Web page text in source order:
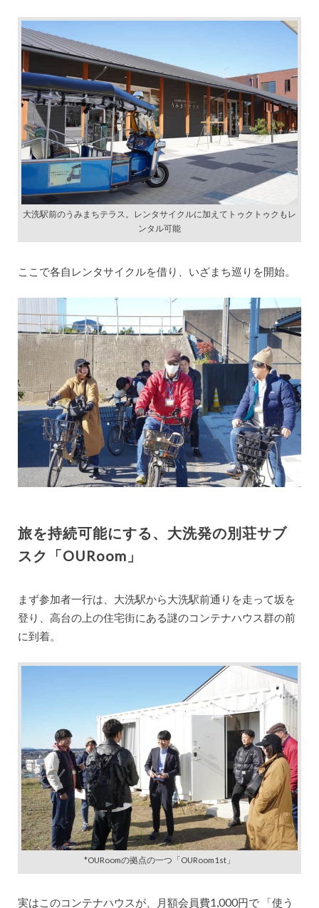
大洗駅前のうみまちテラス。レンタサイクルに加えてトゥクトゥクもレ
ンタル可能
ここで各自レンタサイクルを借り、いざまち巡りを開始。
旅を持続可能にする、大洗発の別荘サブ
スク「OURoom」
まず参加者一行は、大洗駅から大洗駅前通りを走って坂を
登り、高台の上の住宅街にある謎のコンテナハウス群の前
に到着。
*OURoomの拠点の一つ「OURoom1st」
実はこのコンテナハウスが、月額会員費1,000円で 「使う